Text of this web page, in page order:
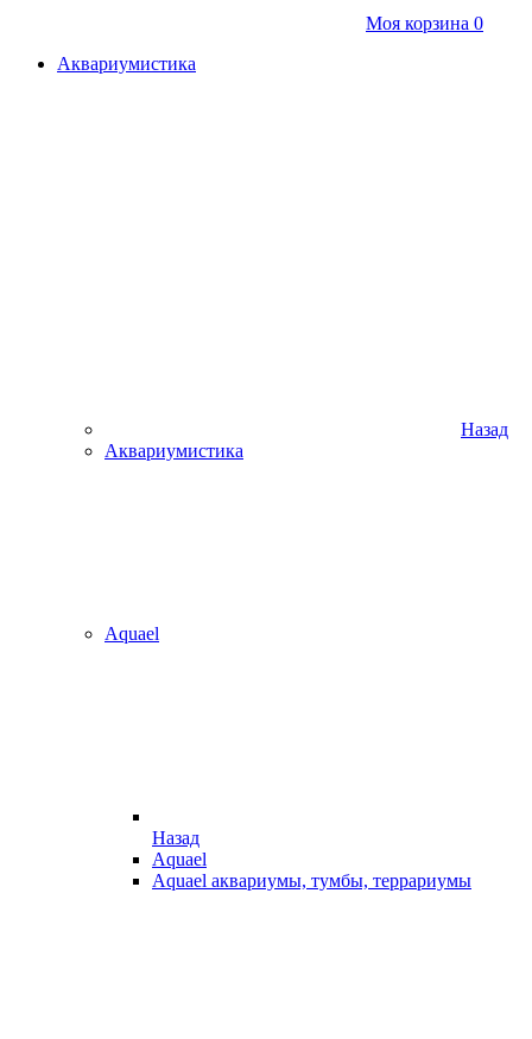
Моя корзина 0
Аквариумистика
Назад
Аквариумистика
Aquael
Назад
Aquael
Aquael аквариумы, тумбы, террариумы